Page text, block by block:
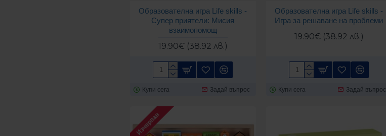
Образователна игра Life skills -
Супер приятели: Мисия
взаимопомощ
19.90€ (38.92 лв.)
Купи сега Задай въпрос
Образователна игра Life skills -
Игра за решаване на проблеми
19.90€ (38.92 лв.)
Купи сега Задай въпрос
Изчерпан